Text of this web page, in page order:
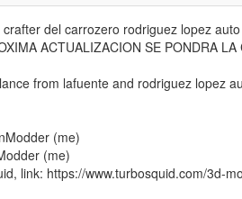
del carrozero rodriguez lopez
ACTUALIZACION SE PONDRA
from lafuente and rodriguez lopez
(me)
(me)
link: https://www.turbosquid.com/3d-